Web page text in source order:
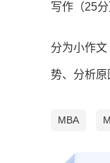
写作（25分
分为小作
势、分析原
MBA